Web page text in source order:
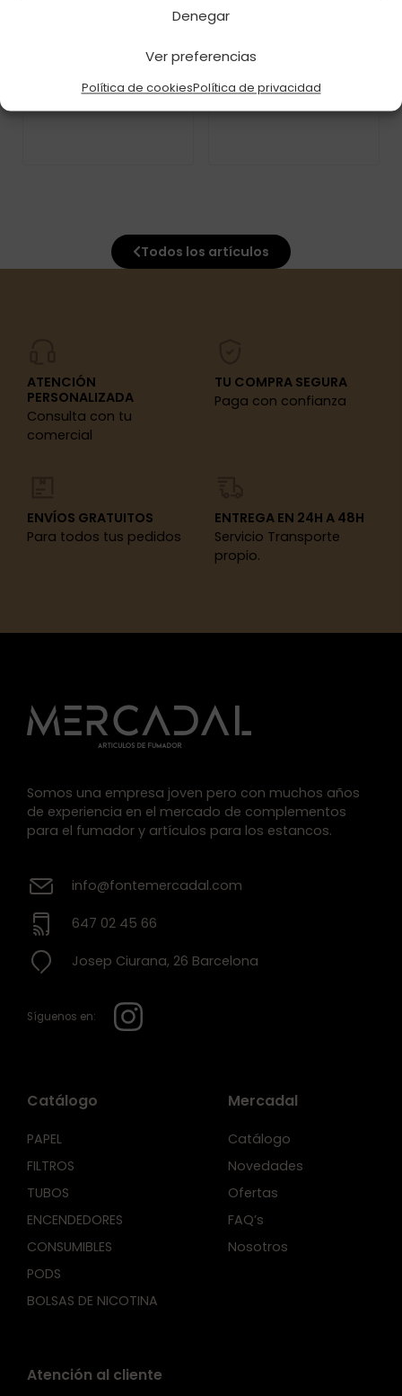
Denegar
Ver preferencias
Política de cookiesPolítica de privacidad
POKE BABY C-48
MARIQUITAS C-48
Todos los artículos
ATENCIÓN
PERSONALIZADA
Consulta con tu
comercial
TU COMPRA SEGURA
Paga con confianza
ENVÍOS GRATUITOS
Para todos tus pedidos
ENTREGA EN 24H A 48H
Servicio Transporte
propio.
Somos una empresa joven pero con muchos años
de experiencia en el mercado de complementos
para el fumador y artículos para los estancos.
info@fontemercadal.com
647 02 45 66
Josep Ciurana, 26 Barcelona
Síguenos en:
Catálogo
PAPEL
FILTROS
TUBOS
ENCENDEDORES
CONSUMIBLES
PODS
BOLSAS DE NICOTINA
Mercadal
Catálogo
Novedades
Ofertas
FAQ’s
Nosotros
Atención al cliente